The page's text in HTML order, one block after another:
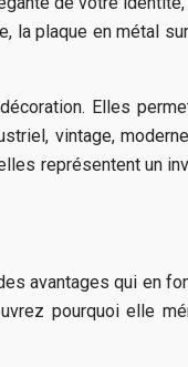
la plaque en métal
Elles
vintage,
représentent un
avantages qui en
pourquoi elle